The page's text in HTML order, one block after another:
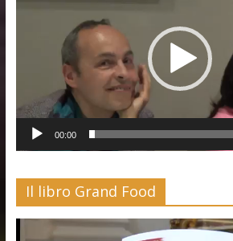
00:00
Il libro Grand Food